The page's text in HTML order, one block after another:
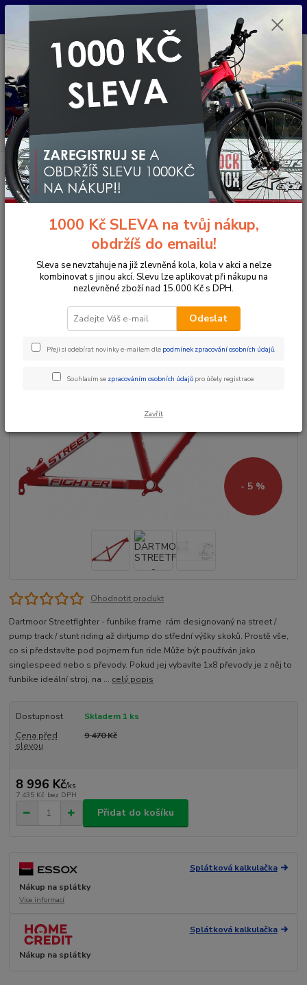
Pro nachystání kola / doplňků na prodejně si prosím zavolejte dopředu.
Menu
CZK
Hledat
+420 733 792 733
PO-PÁ 10:00-17:00 | SO: 9:00-12:00
Úvod Komponenty na kolo Rámy
MTB rámy pevné
DARTMOOR STREETFIGHTER - STREET/PUMP/DIRT RÁM - RED - ČERVENÝ
DARTMOOR STREETFIGHTER -
STREET/PUMP/DIRT RÁM - RED -
ČERVENÝ
Doprava ZDARMA
- 5 %
Ohodnotit produkt
Dartmoor Streetfighter - funbike frame rám designovaný na street /
pump track / stunt riding až dirtjump do střední výšky skoků. Prostě vše,
co si představíte pod pojmem fun ride.Může být používán jako
singlespeed nebo s převody. Pokud jej vybavíte 1x8 převody je z něj to
funbike ideální stroj, na ... celý popis
Dostupnost
Skladem 1 ks
Cena před
slevou
9 470 Kč
8 996 Kč/ks
7 435 Kč bez DPH
Přidat do košíku
Splátková kalkulačka
Nákup na splátky
Více informací
Splátková kalkulačka
Nákup na splátky
1000 Kč SLEVA na tvůj nákup,
obdržíš do emailu!
Sleva se nevztahuje na již zlevněná kola, kola v akci a nelze
kombinovat s jinou akcí. Slevu lze aplikovat při nákupu na
nezlevněné zboží nad 15.000 Kč s DPH.
Odeslat
Přeji si odebírat novinky e-mailem dle podmínek zpracování osobních údajů.
Souhlasím se zpracováním osobních údajů pro účely registrace.
Zavřít